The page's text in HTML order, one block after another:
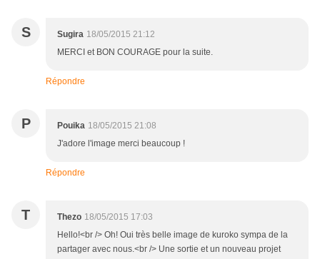
S Sugira 18/05/2015 21:12
MERCI et BON COURAGE pour la suite.
Répondre
P Pouika 18/05/2015 21:08
J'adore l'image merci beaucoup !
Répondre
T Thezo 18/05/2015 17:03
Hello!<br /> Oh! Oui très belle image de kuroko sympa de la
partager avec nous.<br /> Une sortie et un nouveau projet